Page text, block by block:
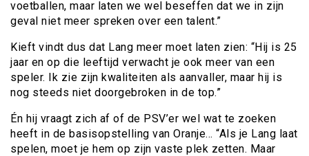
voetballen, maar laten we wel beseffen dat we in zijn
geval niet meer spreken over een talent.”
Kieft vindt dus dat Lang meer moet laten zien: “Hij is 25
jaar en op die leeftijd verwacht je ook meer van een
speler. Ik zie zijn kwaliteiten als aanvaller, maar hij is
nog steeds niet doorgebroken in de top.”
Én hij vraagt zich af of de PSV’er wel wat te zoeken
heeft in de basisopstelling van Oranje… “Als je Lang laat
spelen, moet je hem op zijn vaste plek zetten. Maar